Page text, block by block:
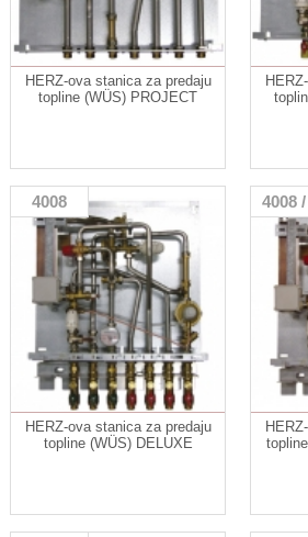
HERZ-ova stanica za predaju
topline (WÜS) PROJECT
4008
HERZ-ova stanica za predaju
topline (WÜS) DELUXE
4008